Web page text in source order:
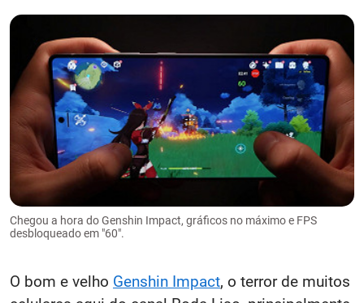
Chegou a hora do Genshin Impact, gráficos no máximo e FPS
desbloqueado em "60".
O bom e velho Genshin Impact, o terror de muitos